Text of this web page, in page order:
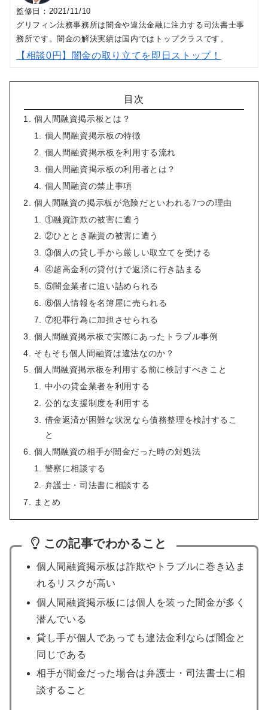
監修日：2021/11/10
グリフィン法務事務所は闇金や違法金融に注力する司法書士事
務所です。闇金の解決実績は国内ではトップクラスです。
【相談0円】 闇金の取り立てを即日ストップ！
目次
個人間融資掲示板とは？
個人間融資掲示板の特徴
個人間融資掲示板を利用する流れ
個人間融資掲示板の利用者とは？
個人間融資の禁止事項
個人間融資の掲示板が危険だといわれる7つの理由
①融資詐欺の被害に遭う
②ひととき融資の被害に遭う
③個人の貸し手から厳しい取立てを受ける
④超高金利の貸付けで返済に行き詰まる
⑤闇金業者に追い詰められる
⑥個人情報を名簿屋に売られる
⑦犯罪行為に加担させられる
個人間融資掲示板で実際にあったトラブル事例
そもそも個人間融資は違法なのか？
個人間融資掲示板を利用する前に検討すべきこと
中小の貸金業者を利用する
公的な支援制度を利用する
借金返済が困難な状況なら債務整理を検討するこ
と
個人間融資の相手が闇金だった時の対処法
警察に相談する
弁護士・司法書に相談する
まとめ
この記事でわかること
個人間融資掲示板は詐欺やトラブルに巻き込ま
れるリスクが高い
個人間融資掲示板には個人を装った闇金が多く
潜んでいる
貸し手が個人であっても違法金利ならば闇金と
同じである
相手が闇金だった場合は弁護士・司法書士に相
談すること